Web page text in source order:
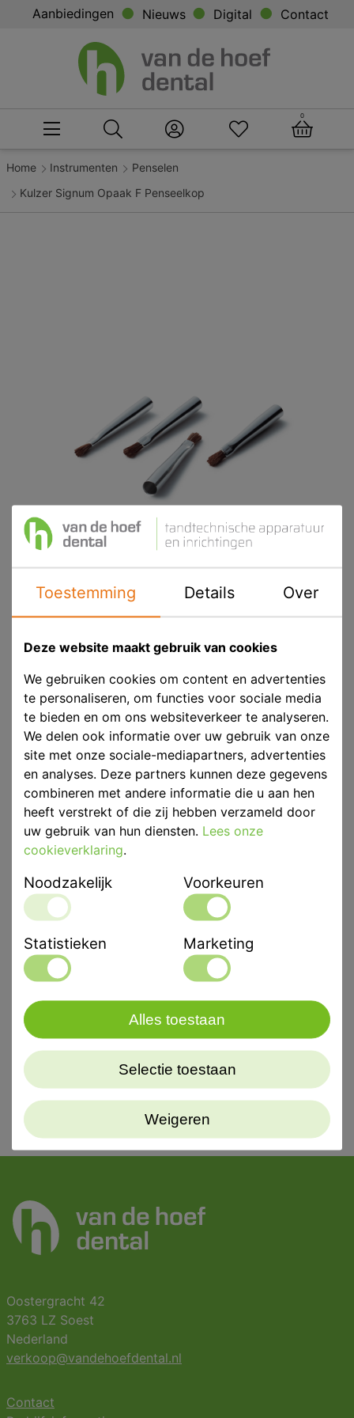
Aanbiedingen Nieuws Digital Contact
0
Home Instrumenten
Penselen
Kulzer Signum Opaak F Penseelkop
Kulzer Signum Opaak F Penseelkop
EAN
4562190694484
Voorraad
Op voorraad
Eenheid
25st
Merk
Kulzer
Productbeschrijving
Heraeus Kulzer Signum Composiet Accessoires
Heraeus Kulzer penseelkop voor aanbrengen van
Oostergracht 42
3763 LZ Soest
Nederland
verkoop@vandehoefdental.nl
Contact
Toestemming Details Over
Deze website maakt gebruik van cookies
We gebruiken cookies om content en advertenties
te personaliseren, om functies voor sociale media
te bieden en om ons websiteverkeer te analyseren.
We delen ook informatie over uw gebruik van onze
site met onze sociale-mediapartners, advertenties
en analyses. Deze partners kunnen deze gegevens
combineren met andere informatie die u aan hen
heeft verstrekt of die zij hebben verzameld door
uw gebruik van hun diensten. Lees onze
cookieverklaring.
Noodzakelijk Voorkeuren
Statistieken Marketing
Weigeren
Selectie toestaan
Alles toestaan